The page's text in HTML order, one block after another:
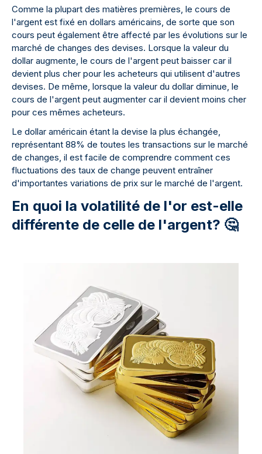
Comme la plupart des matières premières, le cours de
l'argent est fixé en dollars américains, de sorte que son
cours peut également être affecté par les évolutions sur le
marché de changes des devises. Lorsque la valeur du
dollar augmente, le cours de l'argent peut baisser car il
devient plus cher pour les acheteurs qui utilisent d'autres
devises. De même, lorsque la valeur du dollar diminue, le
cours de l'argent peut augmenter car il devient moins cher
pour ces mêmes acheteurs.
Le dollar américain étant la devise la plus échangée,
représentant 88% de toutes les transactions sur le marché
de changes, il est facile de comprendre comment ces
fluctuations des taux de change peuvent entraîner
d'importantes variations de prix sur le marché de l'argent.
En quoi la volatilité de l'or est-elle
différente de celle de l'argent? 🤔